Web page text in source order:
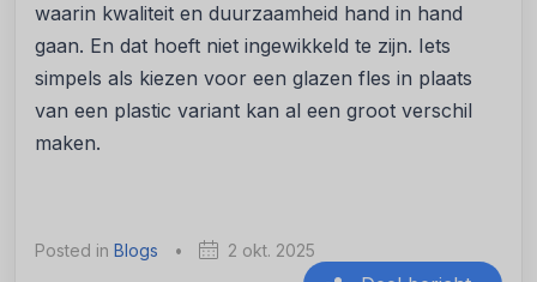
waarin kwaliteit en duurzaamheid hand in hand
gaan. En dat hoeft niet ingewikkeld te zijn. Iets
simpels als kiezen voor een glazen fles in plaats
van een plastic variant kan al een groot verschil
maken.
Posted in Blogs • 2 okt. 2025